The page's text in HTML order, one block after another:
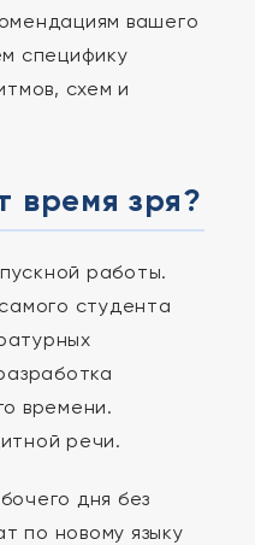
вашего
специфику
схем и
время зря?
работы.
студента
времени.
речи.
дня без
по новому языку